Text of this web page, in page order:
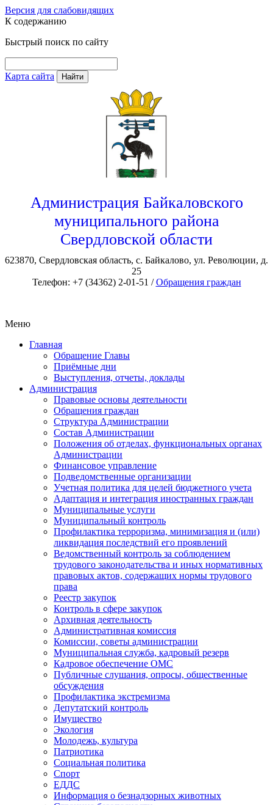
Версия для слабовидящих
К содержанию
Быстрый поиск по сайту
Карта сайта Найти
Администрация Байкаловского
муниципального района
Свердловской области
623870, Свердловская область, с. Байкалово, ул. Революции, д.
25
Телефон: +7 (34362) 2-01-51 /Обращения граждан
Меню
Главная
Обращение Главы
Приёмные дни
Выступления, отчеты, доклады
Администрация
Правовые основы деятельности
Обращения граждан
Структура Администрации
Состав Администрации
Положения об отделах, функциональных органах
Администрации
Финансовое управление
Подведомственные организации
Учетная политика для целей бюджетного учета
Адаптация и интеграция иностранных граждан
Муниципальные услуги
Муниципальный контроль
Профилактика терроризма, минимизация и (или)
ликвидация последствий его проявлений
Ведомственный контроль за соблюдением
трудового законодательства и иных нормативных
правовых актов, содержащих нормы трудового
права
Реестр закупок
Контроль в сфере закупок
Архивная деятельность
Административная комиссия
Комиссии, советы администрации
Муниципальная служба, кадровый резерв
Кадровое обеспечение ОМС
Публичные слушания, опросы, общественные
обсуждения
Профилактика экстремизма
Депутатский контроль
Имущество
Экология
Молодежь, культура
Патриотика
Социальная политика
Спорт
ЕДДС
Информация о безнадзорных животных